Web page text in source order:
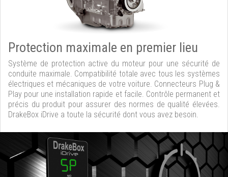
Protection maximale en premier lieu
Système de protection active du moteur pour une sécurité de
conduite maximale. Compatibilité totale avec tous les systèmes
électriques et mécaniques de votre voiture. Connecteurs Plug &
Play pour une installation rapide et facile. Contrôle permanent et
précis du produit pour assurer des normes de qualité élevées.
DrakeBox iDrive a toute la sécurité dont vous avez besoin.